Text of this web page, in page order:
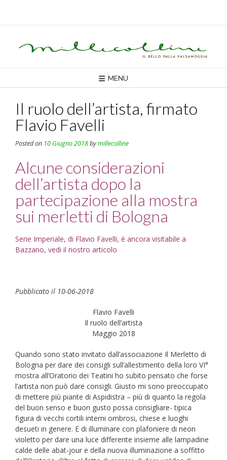
MENU
Il ruolo dell’artista, firmato
Flavio Favelli
Posted on 10 Giugno 2018bymillecolline
Alcune considerazioni
dell’artista dopo la
partecipazione alla mostra
sui merletti di Bologna
Serie Imperiale, di Flavio Favelli, è ancora visitabile a
Bazzano, vedi il nostro articolo
Pubblicato il 10-06-2018
Flavio Favelli
Il ruolo dell’artista
Maggio 2018
Quando sono stato invitato dall’associazione Il Merletto di
Bologna per dare dei consigli sull’allestimento della loro VI°
mostra all’Oratorio dei Teatini ho subito pensato che forse
l’artista non può dare consigli. Giusto mi sono preoccupato
di mettere più piante di Aspidistra – più di quanto la regola
del buon senso e buon gusto possa consigliare- tipica
figura di vecchi cortili interni ombrosi, chiese e luoghi
desueti in genere. E di illuminare con plafoniere di neon
violetto per dare una luce differente insieme alle lampadine
calde delle abat-jour e della nuova illuminazione a soffitto